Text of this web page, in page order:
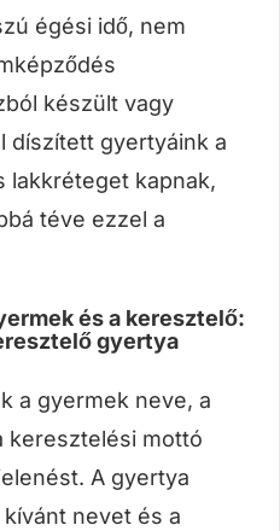
égési idő, nem
készült vagy
díszített gyertyáink a
lakkréteget kapnak,
téve ezzel a
és a keresztelő:
gyertya
a gyermek neve, a
keresztelési mottó
A gyertya
nevet és a